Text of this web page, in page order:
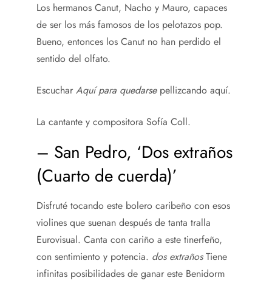
Los hermanos Canut, Nacho y Mauro, capaces
de ser los más famosos de los pelotazos pop.
Bueno, entonces los Canut no han perdido el
sentido del olfato.
Escuchar Aquí para quedarsepellizcando aquí.
La cantante y compositora Sofía Coll.
– San Pedro, ‘Dos extraños
(Cuarto de cuerda)’
Disfruté tocando este bolero caribeño con esos
violines que suenan después de tanta tralla
Eurovisual. Canta con cariño a este tinerfeño,
con sentimiento y potencia. dos extrañosTiene
infinitas posibilidades de ganar este Benidorm